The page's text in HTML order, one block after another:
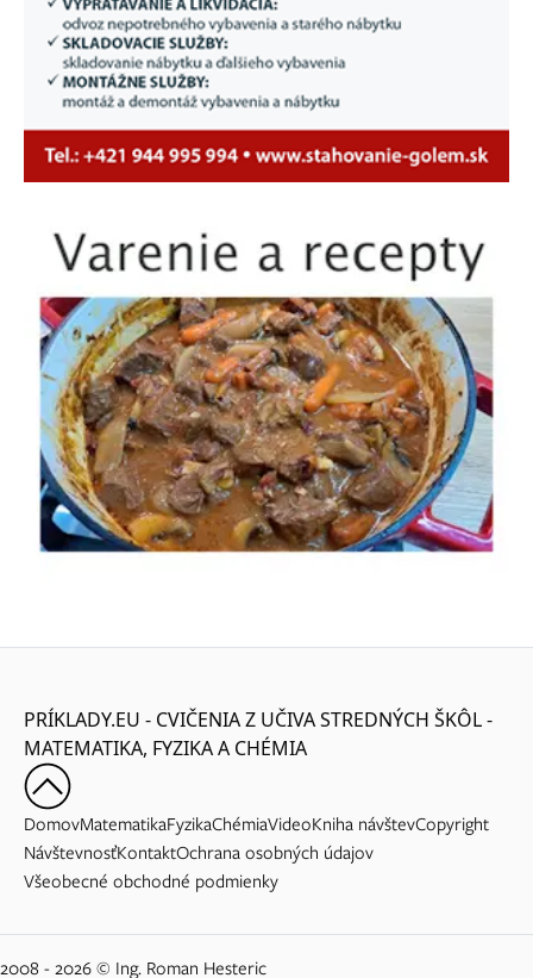
PRÍKLADY.EU - CVIČENIA Z UČIVA STREDNÝCH ŠKÔL -
MATEMATIKA, FYZIKA A CHÉMIA
DomovMatematikaFyzikaChémiaVideoKniha návštevCopyright
NávštevnosťKontaktOchrana osobných údajov
Všeobecné obchodné podmienky
2008 - 2026 © Ing. Roman Hesteric